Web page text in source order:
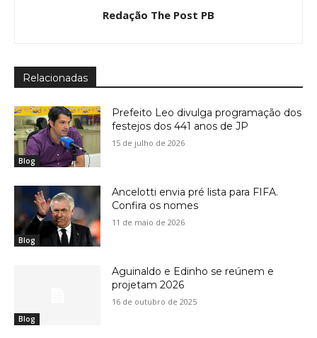
Redação The Post PB
Relacionadas
Blog
Prefeito Leo divulga programação dos
festejos dos 441 anos de JP
15 de julho de 2026
Blog
Ancelotti envia pré lista para FIFA.
Confira os nomes
11 de maio de 2026
Blog
Aguinaldo e Edinho se reúnem e
projetam 2026
16 de outubro de 2025